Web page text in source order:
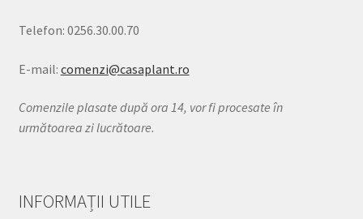
Telefon: 0256.30.00.70
E-mail: comenzi@casaplant.ro
Comenzile plasate după ora 14, vor fi procesate în
următoarea zi lucrătoare.
INFORMAȚII UTILE